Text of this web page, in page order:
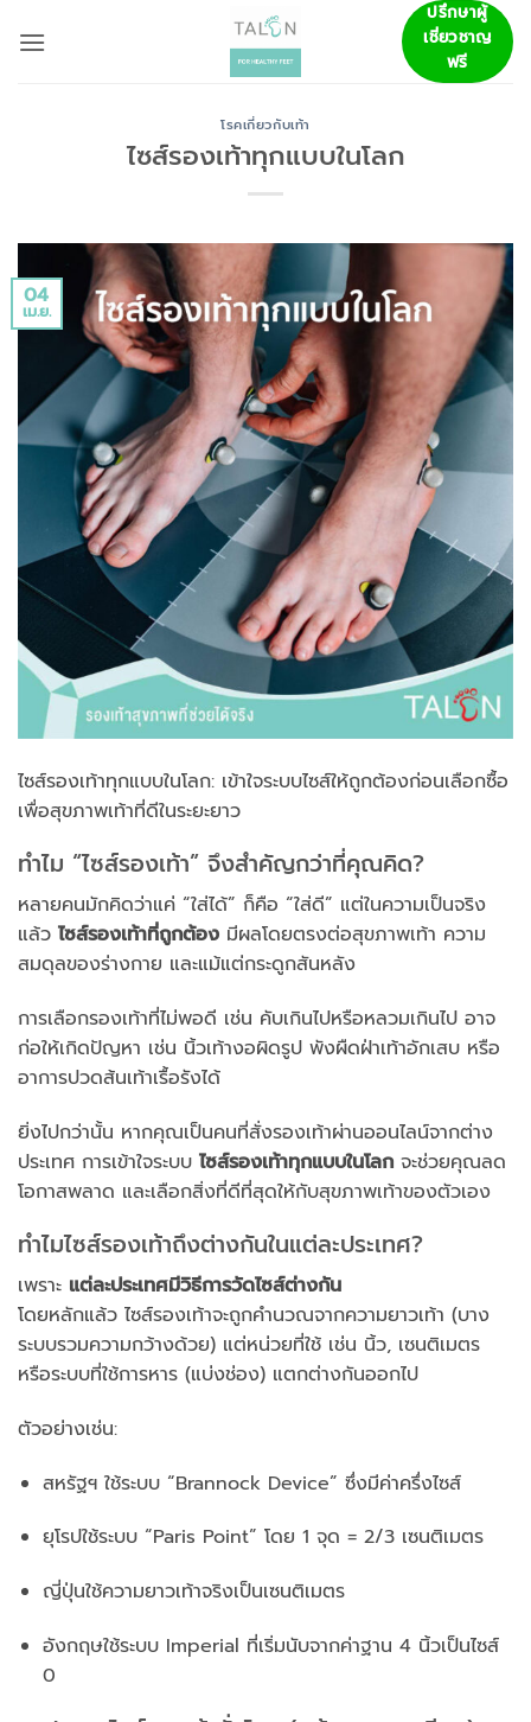
ปรึกษาผู้
เชี่ยวชาญ
ฟรี
โรคเกี่ยวกับเท้า
ไซส์รองเท้าทุกแบบในโลก
04
เม.ย.
ไซส์รองเท้าทุกแบบในโลก: เข้าใจระบบไซส์ให้ถูกต้องก่อนเลือกซื้อ
เพื่อสุขภาพเท้าที่ดีในระยะยาว
ทำไม “ไซส์รองเท้า” จึงสำคัญกว่าที่คุณคิด?
หลายคนมักคิดว่าแค่ “ใส่ได้” ก็คือ “ใส่ดี” แต่ในความเป็นจริง
แล้ว ไซส์รองเท้าที่ถูกต้อง มีผลโดยตรงต่อสุขภาพเท้า ความ
สมดุลของร่างกาย และแม้แต่กระดูกสันหลัง
การเลือกรองเท้าที่ไม่พอดี เช่น คับเกินไปหรือหลวมเกินไป อาจ
ก่อให้เกิดปัญหา เช่น นิ้วเท้างอผิดรูป พังผืดฝ่าเท้าอักเสบ หรือ
อาการปวดส้นเท้าเรื้อรังได้
ยิ่งไปกว่านั้น หากคุณเป็นคนที่สั่งรองเท้าผ่านออนไลน์จากต่าง
ประเทศ การเข้าใจระบบ ไซส์รองเท้าทุกแบบในโลก จะช่วยคุณลด
โอกาสพลาด และเลือกสิ่งที่ดีที่สุดให้กับสุขภาพเท้าของตัวเอง
ทำไมไซส์รองเท้าถึงต่างกันในแต่ละประเทศ?
เพราะ แต่ละประเทศมีวิธีการวัดไซส์ต่างกัน
โดยหลักแล้ว ไซส์รองเท้าจะถูกคำนวณจากความยาวเท้า (บาง
ระบบรวมความกว้างด้วย) แต่หน่วยที่ใช้ เช่น นิ้ว, เซนติเมตร
หรือระบบที่ใช้การหาร (แบ่งช่อง) แตกต่างกันออกไป
ตัวอย่างเช่น:
สหรัฐฯ ใช้ระบบ “Brannock Device” ซึ่งมีค่าครึ่งไซส์
ยุโรปใช้ระบบ “Paris Point” โดย 1 จุด = 2/3 เซนติเมตร
ญี่ปุ่นใช้ความยาวเท้าจริงเป็นเซนติเมตร
อังกฤษใช้ระบบ Imperial ที่เริ่มนับจากค่าฐาน 4 นิ้วเป็นไซส์
0